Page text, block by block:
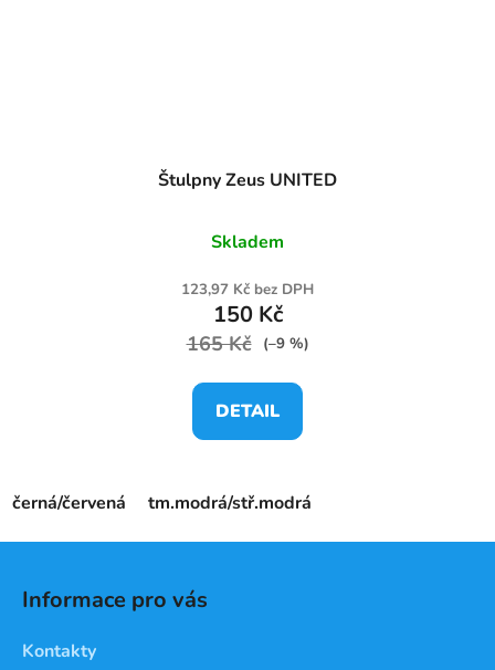
Štulpny Zeus UNITED
Skladem
123,97 Kč bez DPH
150 Kč
165 Kč (–9 %)
DETAIL
černá/červená tm.modrá/stř.modrá
Informace pro vás
Kontakty